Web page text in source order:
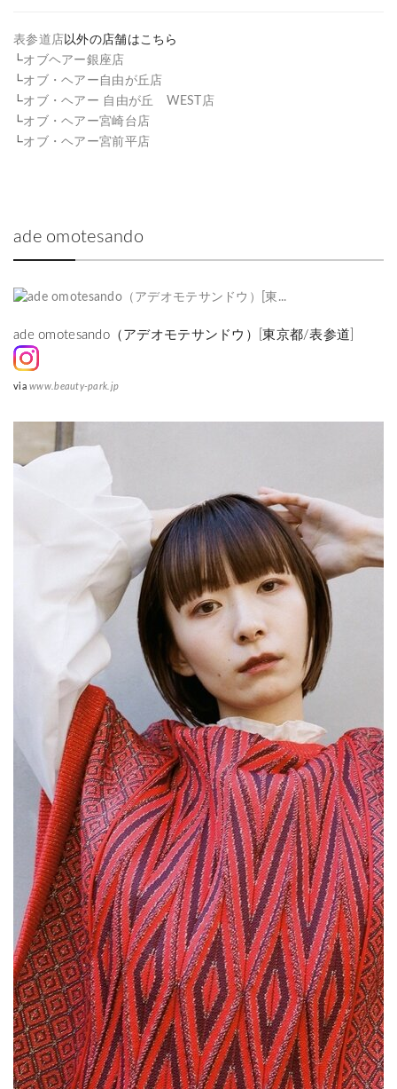
表参道店 以外の店舗はこちら
└オブヘアー銀座店
└オブ・ヘアー自由が丘店
└オブ・ヘアー 自由が丘 WEST店
└オブ・ヘアー宮崎台店
└オブ・ヘアー宮前平店
ade omotesando
ade omotesando（アデオモテサンドウ）[東京都/表参道]
viawww.beauty-park.jp